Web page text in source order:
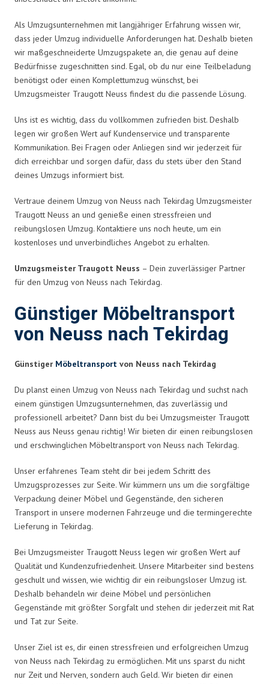
Als Umzugsunternehmen mit langjähriger Erfahrung wissen wir,
dass jeder Umzug individuelle Anforderungen hat. Deshalb bieten
wir maßgeschneiderte Umzugspakete an, die genau auf deine
Bedürfnisse zugeschnitten sind. Egal, ob du nur eine Teilbeladung
benötigst oder einen Komplettumzug wünschst, bei
Umzugsmeister Traugott Neuss findest du die passende Lösung.
Uns ist es wichtig, dass du vollkommen zufrieden bist. Deshalb
legen wir großen Wert auf Kundenservice und transparente
Kommunikation. Bei Fragen oder Anliegen sind wir jederzeit für
dich erreichbar und sorgen dafür, dass du stets über den Stand
deines Umzugs informiert bist.
Vertraue deinem Umzug von Neuss nach Tekirdag Umzugsmeister
Traugott Neuss an und genieße einen stressfreien und
reibungslosen Umzug. Kontaktiere uns noch heute, um ein
kostenloses und unverbindliches Angebot zu erhalten.
Umzugsmeister Traugott Neuss – Dein zuverlässiger Partner
für den Umzug von Neuss nach Tekirdag.
Günstiger Möbeltransport
von Neuss nach Tekirdag
Günstiger Möbeltransport von Neuss nach Tekirdag
Du planst einen Umzug von Neuss nach Tekirdag und suchst nach
einem günstigen Umzugsunternehmen, das zuverlässig und
professionell arbeitet? Dann bist du bei Umzugsmeister Traugott
Neuss aus Neuss genau richtig! Wir bieten dir einen reibungslosen
und erschwinglichen Möbeltransport von Neuss nach Tekirdag.
Unser erfahrenes Team steht dir bei jedem Schritt des
Umzugsprozesses zur Seite. Wir kümmern uns um die sorgfältige
Verpackung deiner Möbel und Gegenstände, den sicheren
Transport in unsere modernen Fahrzeuge und die termingerechte
Lieferung in Tekirdag.
Bei Umzugsmeister Traugott Neuss legen wir großen Wert auf
Qualität und Kundenzufriedenheit. Unsere Mitarbeiter sind bestens
geschult und wissen, wie wichtig dir ein reibungsloser Umzug ist.
Deshalb behandeln wir deine Möbel und persönlichen
Gegenstände mit größter Sorgfalt und stehen dir jederzeit mit Rat
und Tat zur Seite.
Unser Ziel ist es, dir einen stressfreien und erfolgreichen Umzug
von Neuss nach Tekirdag zu ermöglichen. Mit uns sparst du nicht
nur Zeit und Nerven, sondern auch Geld. Wir bieten dir einen